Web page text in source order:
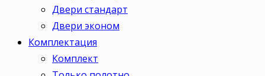
Двери стандарт
Двери эконом
Комплектация
Комплект